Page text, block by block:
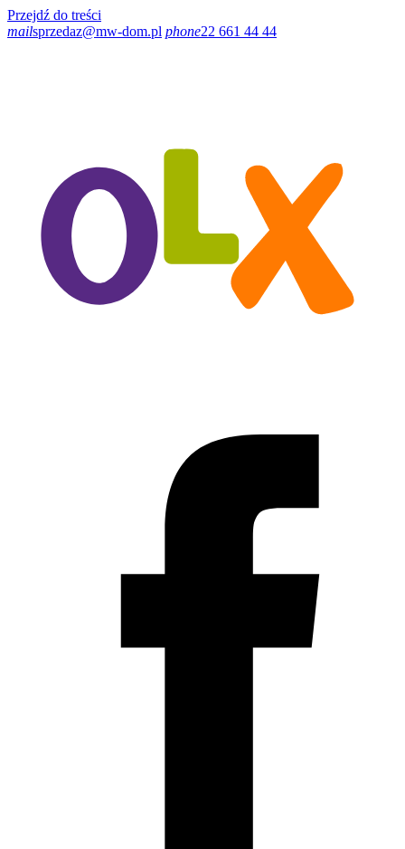
Przejdź do treści
mailsprzedaz@mw-dom.pl phone22 661 44 44